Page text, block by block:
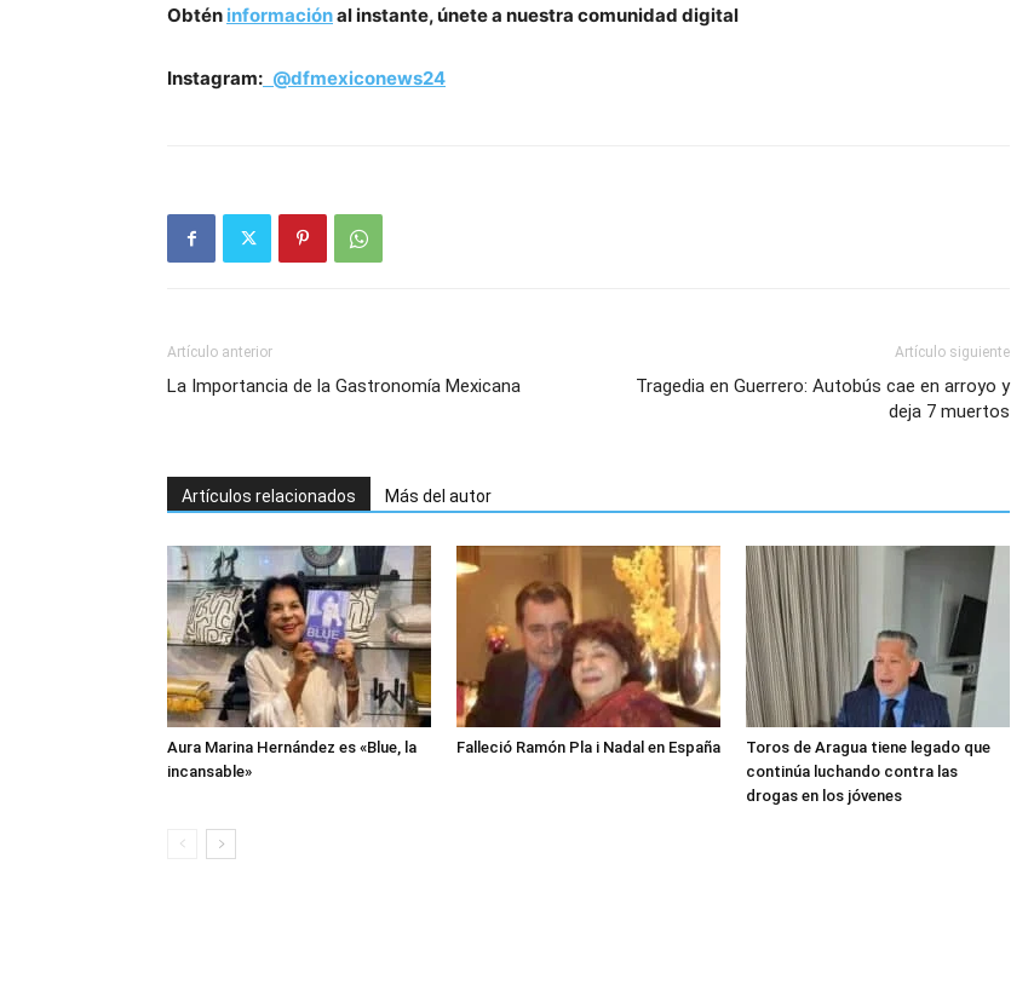
Obtén informaciónal instante, únete a nuestra comunidad digital
Instagram: @dfmexiconews24
Artículo anterior
La Importancia de la Gastronomía Mexicana
Artículo siguiente
Tragedia en Guerrero: Autobús cae en arroyo y
deja 7 muertos
Artículos relacionados Más del autor
Aura Marina Hernández es «Blue, la
incansable»
Falleció Ramón Pla i Nadal en España
Toros de Aragua tiene legado que
continúa luchando contra las
drogas en los jóvenes